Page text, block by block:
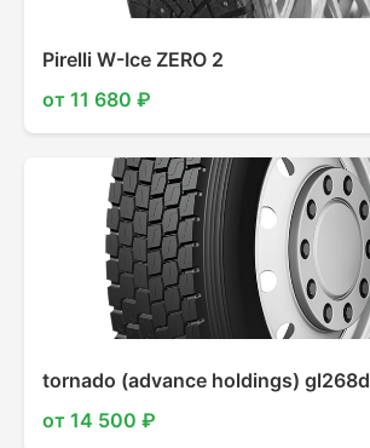
Pirelli W-Ice ZERO 2
от 11 680 ₽
tornado (advance holdings) gl268d
от 14 500 ₽